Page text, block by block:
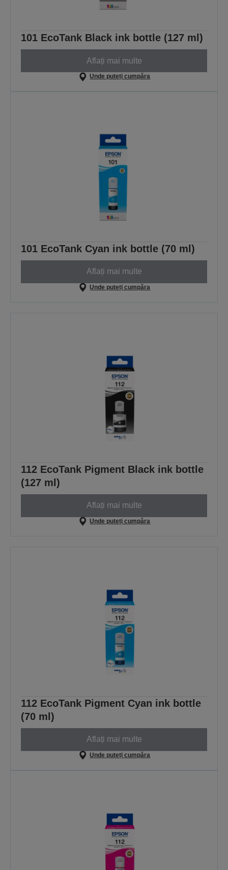
101 EcoTank Black ink bottle (127 ml)
Aflați mai multe
Unde puteți cumpăra
101 EcoTank Cyan ink bottle (70 ml)
Aflați mai multe
Unde puteți cumpăra
112 EcoTank Pigment Black ink bottle
(127 ml)
Aflați mai multe
Unde puteți cumpăra
112 EcoTank Pigment Cyan ink bottle
(70 ml)
Aflați mai multe
Unde puteți cumpăra